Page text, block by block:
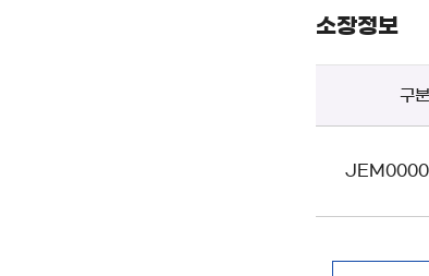
소장정보
구분